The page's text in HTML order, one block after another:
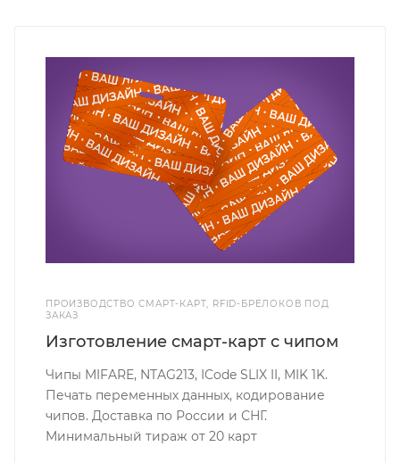
ПРОИЗВОДСТВО СМАРТ-КАРТ, RFID-БРЕЛОКОВ ПОД
ЗАКАЗ
Изготовление смарт-карт с чипом
Чипы MIFARE, NTAG213, ICode SLIX II, MIK 1K.
Печать переменных данных, кодирование
чипов. Доставка по России и СНГ.
Минимальный тираж от 20 карт